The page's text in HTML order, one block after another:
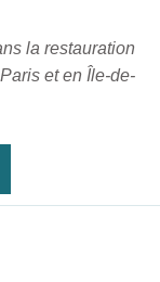
la restauration
et en Île-de-